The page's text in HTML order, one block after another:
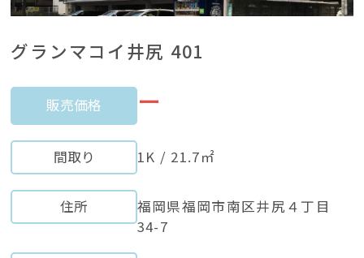
グランマコイ井尻 401
販売価格 ー
間取り 1K / 21.7㎡
住所
福岡県福岡市南区井尻４丁目
34-7